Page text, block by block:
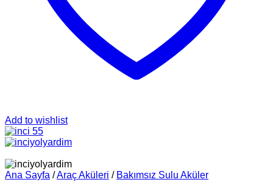
Add to wishlist
Ana Sayfa /Araç Aküleri / Bakımsız Sulu Aküler